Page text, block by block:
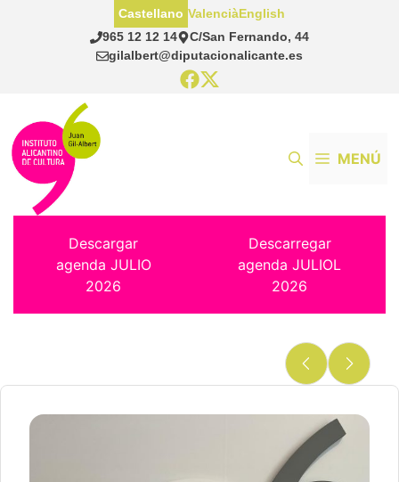
965 12 12 14
C/San Fernando, 44
gilalbert@diputacionalicante.es
Castellano ValenciàEnglish
MENÚ
Descargar
agenda JULIO
2026
Descarregar
agenda JULIOL
2026